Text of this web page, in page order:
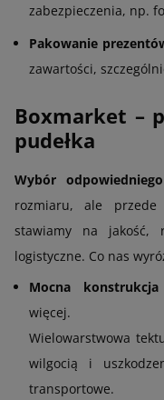
zabezpieczenia, np.
Pakowanie
zawartości,
Boxmarket –
pudełka
Wybór
rozmiaru, ale przede
stawiamy na jakość,
logistyczne. Co nas
Mocna konstrukcja
więcej.
Wielowarstwowa
wilgocią i
transportowe.